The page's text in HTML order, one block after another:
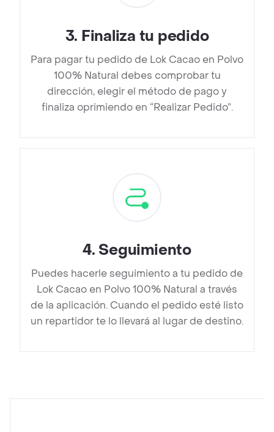
3. Finaliza tu pedido
Para pagar tu pedido de Lok Cacao en Polvo
100% Natural debes comprobar tu
dirección, elegir el método de pago y
finaliza oprimiendo en “Realizar Pedido”.
4. Seguimiento
Puedes hacerle seguimiento a tu pedido de
Lok Cacao en Polvo 100% Natural a través
de la aplicación. Cuando el pedido esté listo
un repartidor te lo llevará al lugar de destino.